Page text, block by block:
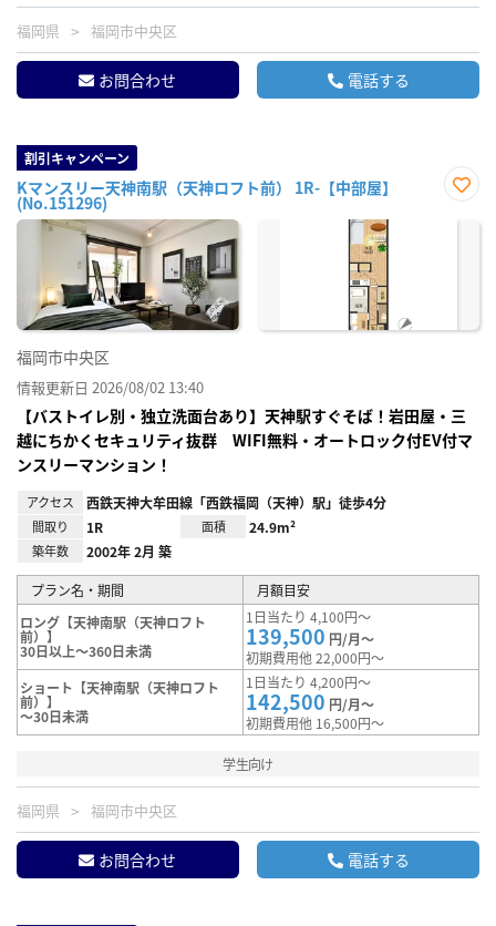
福岡県 福岡市中央区
お問合わせ 電話する
割引キャンペーン
Kマンスリー天神南駅（天神ロフト前） 1R-【中部屋】
(No.151296)
に入
福岡市中央区
情報更新日 2026/08/02 13:40
【バストイレ別・独立洗面台あり】天神駅すぐそば！岩田屋・三
越にちかくセキュリティ抜群 WIFI無料・オートロック付EV付マ
ンスリーマンション！
アクセス 西鉄天神大牟田線「西鉄福岡（天神）駅」徒歩4分
間取り 1R 面積 24.9m²
築年数 2002年 2月 築
プラン名・期間
月額目安
ロング【天神南駅（天神ロフト
前）】
30日以上～360日未満
1日当たり 4,100円～
139,500 円/月～
初期費用他 22,000円～
ショート【天神南駅（天神ロフト
前）】
～30日未満
1日当たり 4,200円～
142,500 円/月～
初期費用他 16,500円～
学生向け
福岡県 福岡市中央区
お問合わせ 電話する